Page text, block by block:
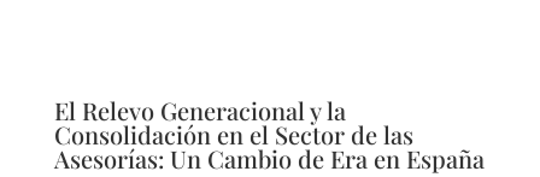
El Relevo Generacional y la
Consolidación en el Sector de las
Asesorías: Un Cambio de Era en España